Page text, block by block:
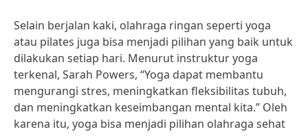
Selain berjalan kaki, olahraga ringan seperti yoga
atau pilates juga bisa menjadi pilihan yang baik untuk
dilakukan setiap hari. Menurut instruktur yoga
terkenal, Sarah Powers, “Yoga dapat membantu
mengurangi stres, meningkatkan fleksibilitas tubuh,
dan meningkatkan keseimbangan mental kita.” Oleh
karena itu, yoga bisa menjadi pilihan olahraga sehat